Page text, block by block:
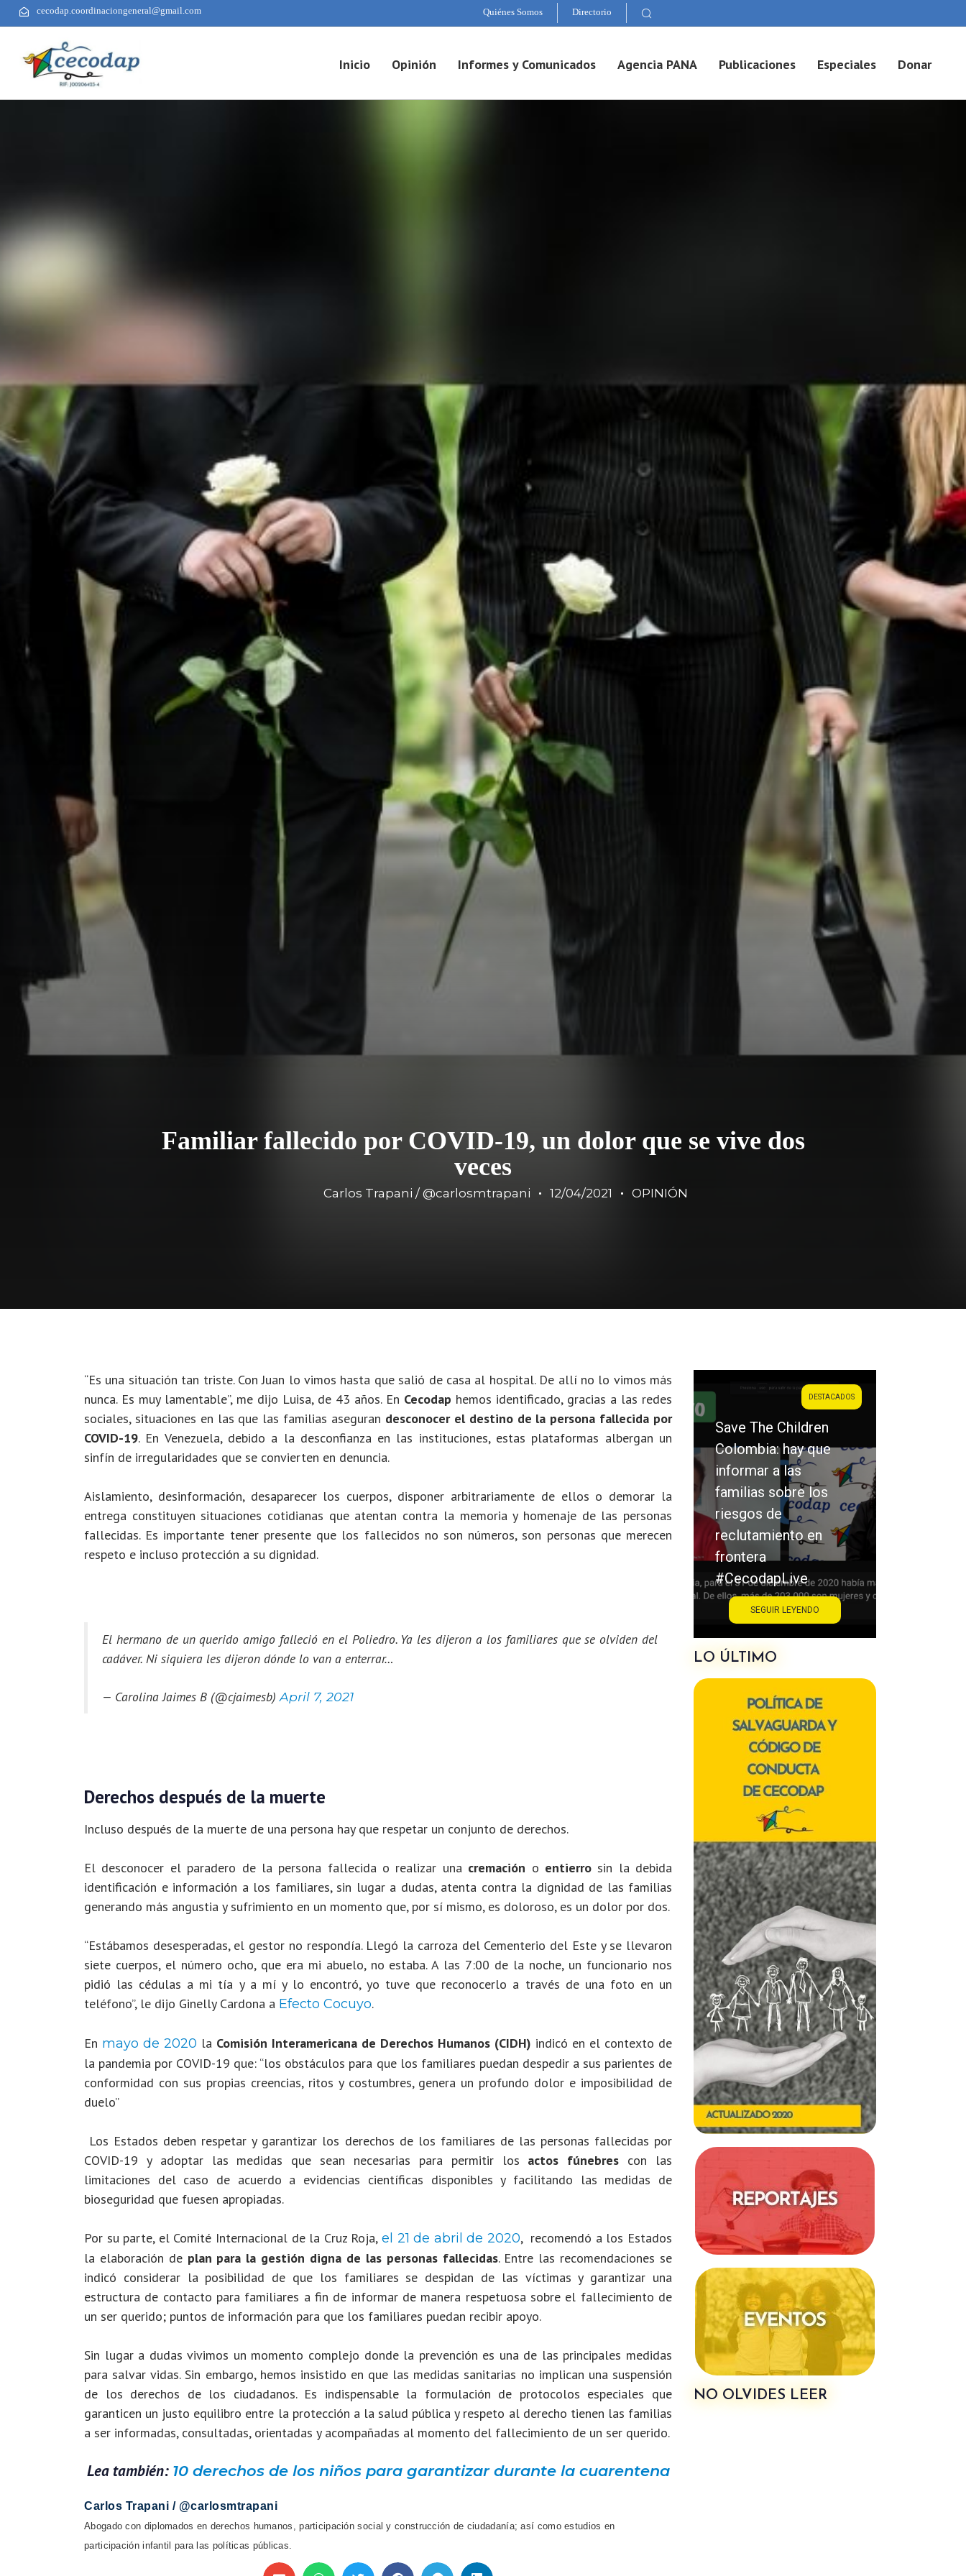
cecodap.coordinaciongeneral@gmail.com Quiénes Somos Directorio
Inicio Opinión Informes y Comunicados Agencia PANA Publicaciones Especiales Donar
Familiar fallecido por COVID-19, un dolor que se vive dos
veces
Carlos Trapani / @carlosmtrapani 12/04/2021 OPINIÓN
“Es una situación tan triste. Con Juan lo vimos hasta que salió de casa al hospital. De allí no lo vimos más
nunca. Es muy lamentable”, me dijo Luisa, de 43 años. En Cecodap hemos identificado, gracias a las redes
sociales, situaciones en las que las familias aseguran desconocer el destino de la persona fallecida por
COVID-19. En Venezuela, debido a la desconfianza en las instituciones, estas plataformas albergan un
sinfín de irregularidades que se convierten en denuncia.
Aislamiento, desinformación, desaparecer los cuerpos, disponer arbitrariamente de ellos o demorar la
entrega constituyen situaciones cotidianas que atentan contra la memoria y homenaje de las personas
fallecidas. Es importante tener presente que los fallecidos no son números, son personas que merecen
respeto e incluso protección a su dignidad.
El hermano de un querido amigo falleció en el Poliedro. Ya les dijeron a los familiares que se olviden del
cadáver. Ni siquiera les dijeron dónde lo van a enterrar…
— Carolina Jaimes B (@cjaimesb)April 7, 2021
Derechos después de la muerte
Incluso después de la muerte de una persona hay que respetar un conjunto de derechos.
El desconocer el paradero de la persona fallecida o realizar una cremación o entierrosin la debida
identificación e información a los familiares, sin lugar a dudas, atenta contra la dignidad de las familias
generando más angustia y sufrimiento en un momento que, por sí mismo, es doloroso, es un dolor por dos.
“Estábamos desesperadas, el gestor no respondía. Llegó la carroza del Cementerio del Este y se llevaron
siete cuerpos, el número ocho, que era mi abuelo, no estaba. A las 7:00 de la noche, un funcionario nos
pidió las cédulas a mi tía y a mí y lo encontró, yo tuve que reconocerlo a través de una foto en un
teléfono”, le dijo Ginelly Cardona a Efecto Cocuyo.
En mayo de 2020 la Comisión Interamericana de Derechos Humanos (CIDH) indicó en el contexto de
la pandemia por COVID-19 que: “los obstáculos para que los familiares puedan despedir a sus parientes de
conformidad con sus propias creencias, ritos y costumbres, genera un profundo dolor e imposibilidad de
duelo”
Los Estados deben respetar y garantizar los derechos de los familiares de las personas fallecidas por
COVID-19 y adoptar las medidas que sean necesarias para permitir los actos fúnebres con las
limitaciones del caso de acuerdo a evidencias científicas disponibles y facilitando las medidas de
bioseguridad que fuesen apropiadas.
Por su parte, el Comité Internacional de la Cruz Roja,el 21 de abril de 2020, recomendó a los Estados
la elaboración de plan para la gestión digna de las personas fallecidas. Entre las recomendaciones se
indicó considerar la posibilidad de que los familiares se despidan de las víctimas y garantizar una
estructura de contacto para familiares a fin de informar de manera respetuosa sobre el fallecimiento de
un ser querido; puntos de información para que los familiares puedan recibir apoyo.
Sin lugar a dudas vivimos un momento complejo donde la prevención es una de las principales medidas
para salvar vidas. Sin embargo, hemos insistido en que las medidas sanitarias no implican una suspensión
de los derechos de los ciudadanos. Es indispensable la formulación de protocolos especiales que
garanticen un justo equilibro entre la protección a la salud pública y respeto al derecho tienen las familias
a ser informadas, consultadas, orientadas y acompañadas al momento del fallecimiento de un ser querido.
Lea también: 10 derechos de los niños para garantizar durante la cuarentena
Carlos Trapani / @carlosmtrapani
Abogado con diplomados en derechos humanos, participación social y construcción de ciudadanía; así como estudios en
participación infantil para las políticas públicas.
DESTACADOS
Save The Children
Colombia: hay que
informar a las
familias sobre los
riesgos de
reclutamiento en
frontera
#CecodapLive
SEGUIR LEYENDO
LO ÚLTIMO
NO OLVIDES LEER